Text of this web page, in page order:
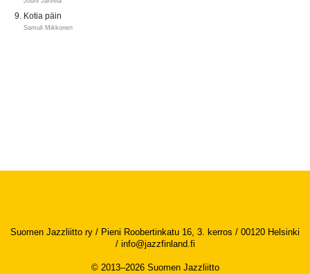
Kotia päin
Samuli Mikkonen
Suomen Jazzliitto ry / Pieni Roobertinkatu 16, 3. kerros / 00120 Helsinki
/ info@jazzfinland.fi
© 2013–2026 Suomen Jazzliitto